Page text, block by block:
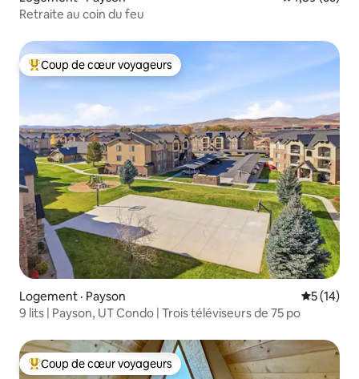
Retraite au coin du feu
Coup de cœur voyageurs parmi les plus aimés
Coup de cœur voyageurs
Logement · Payson Note
5 (14)
9 lits | Payson, UT Condo | Trois téléviseurs de 75 po
Coup de cœur voyageurs parmi les plus aimés
Coup de cœur voyageurs